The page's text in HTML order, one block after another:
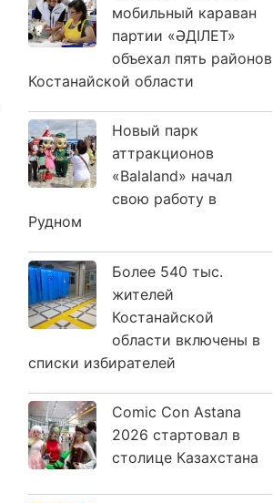
мобильный караван
партии «ӘДІЛЕТ»
объехал пять районов
Костанайской области
Новый парк
аттракционов
«Balaland» начал
свою работу в
Рудном
Более 540 тыс.
жителей
Костанайской
области включены в
списки избирателей
Comic Con Astana
2026 стартовал в
столице Казахстана